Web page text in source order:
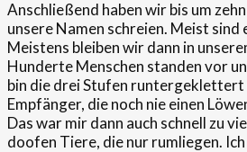
Anschließend haben wir bis um
unsere Namen schreien. Meist sind
Meistens bleiben wir dann in
Hunderte Menschen standen vor
bin die drei Stufen runtergeklettert
Empfänger, die noch nie einen
Das war mir dann auch schnell zu
doofen Tiere, die nur rumliegen.